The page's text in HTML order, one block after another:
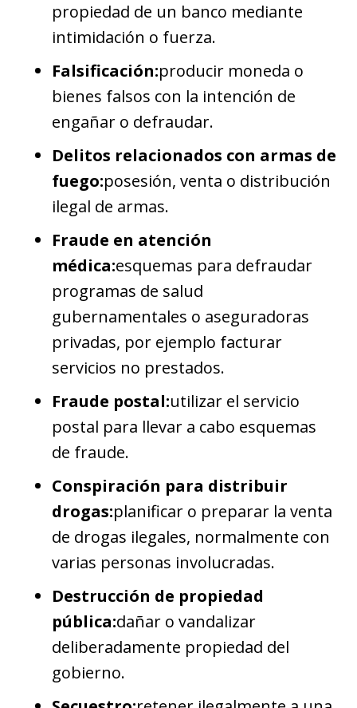
propiedad de un banco mediante
intimidación o fuerza.
Falsificación:producir moneda o
bienes falsos con la intención de
engañar o defraudar.
Delitos relacionados con armas de
fuego:posesión, venta o distribución
ilegal de armas.
Fraude en atención
médica:esquemas para defraudar
programas de salud
gubernamentales o aseguradoras
privadas, por ejemplo facturar
servicios no prestados.
Fraude postal:utilizar el servicio
postal para llevar a cabo esquemas
de fraude.
Conspiración para distribuir
drogas:planificar o preparar la venta
de drogas ilegales, normalmente con
varias personas involucradas.
Destrucción de propiedad
pública:dañar o vandalizar
deliberadamente propiedad del
gobierno.